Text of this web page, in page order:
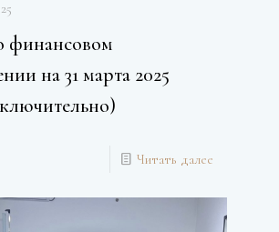
финансовом
на 31 марта 2025
Читать далее